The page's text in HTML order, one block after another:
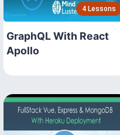
4 Lessons
GraphQL With React
Apollo